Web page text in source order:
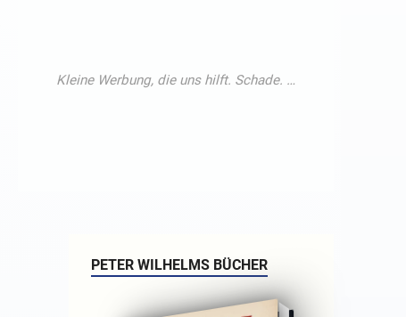
PETER WILHELMS BÜCHER